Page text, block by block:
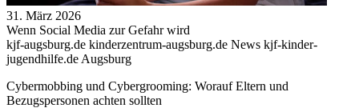
31. März 2026
Wenn Social Media zur Gefahr wird
kjf-augsburg.de kinderzentrum-augsburg.de News kjf-kinder-
jugendhilfe.de Augsburg
Cybermobbing und Cybergrooming: Worauf Eltern und
Bezugspersonen achten sollten